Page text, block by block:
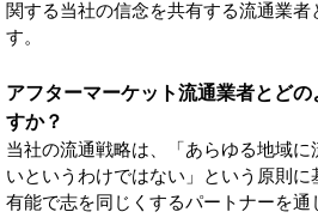
関する当社の信念を共有する流通業者
す。
アフターマーケット流通業者とど
すか？
当社の流通戦略は、「あらゆる地域
いというわけではない」という原則に
有能で志を同じくするパートナーを通